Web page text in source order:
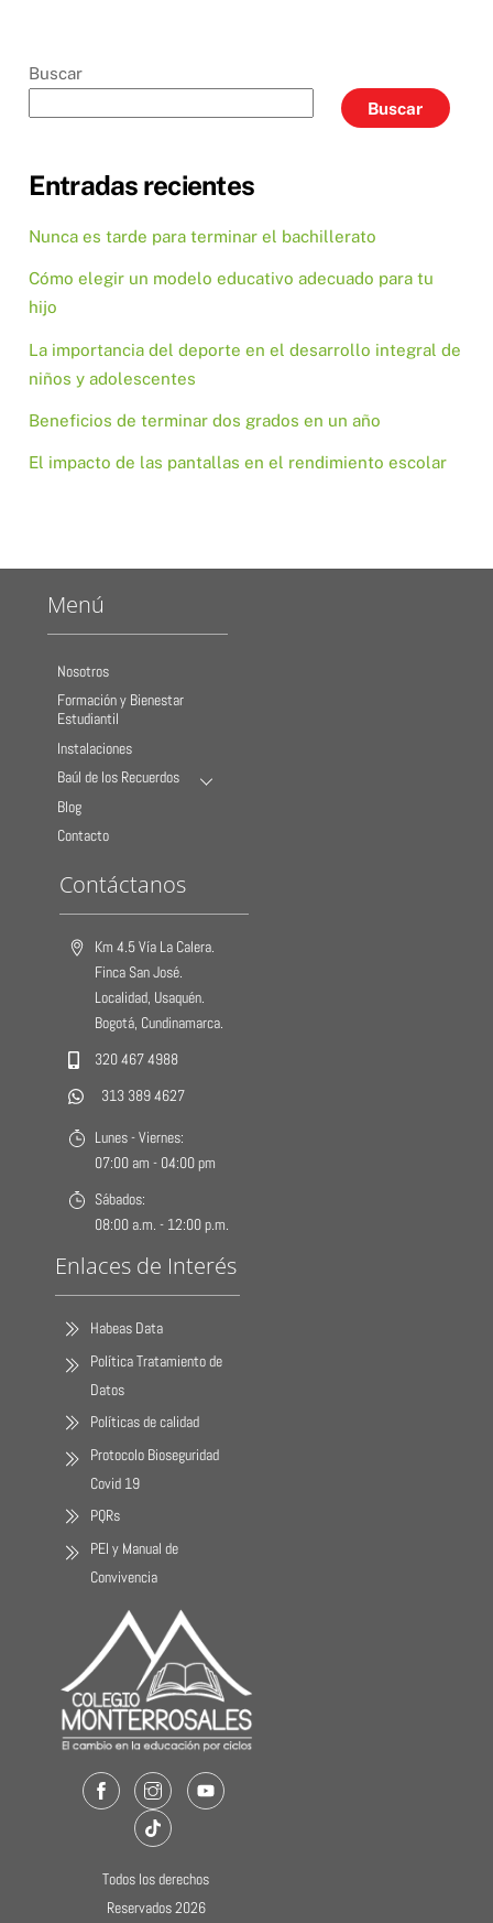
Buscar
Buscar
Entradas recientes
Nunca es tarde para terminar el bachillerato
Cómo elegir un modelo educativo adecuado para tu
hijo
La importancia del deporte en el desarrollo integral de
niños y adolescentes
Beneficios de terminar dos grados en un año
El impacto de las pantallas en el rendimiento escolar
Menú
Nosotros
Formación y Bienestar
Estudiantil
Instalaciones
Baúl de los Recuerdos
Blog
Contacto
Contáctanos
Km 4.5 Vía La Calera.
Finca San José.
Localidad, Usaquén.
Bogotá, Cundinamarca.
320 467 4988
313 389 4627
Lunes - Viernes:
07:00 am - 04:00 pm
Sábados:
08:00 a.m. - 12:00 p.m.
Enlaces de Interés
Habeas Data
Política Tratamiento de
Datos
Políticas de calidad
Protocolo Bioseguridad
Covid 19
PQRs
PEI y Manual de
Convivencia
FacebookInstagramYoutube
TikTok
Todos los derechos
Reservados 2026